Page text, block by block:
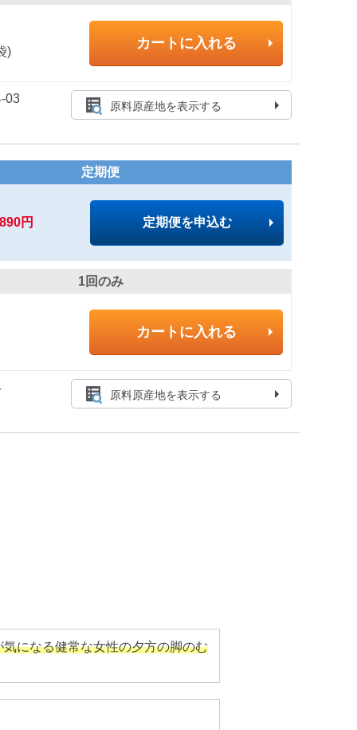
)
カートに入れる
03
原料原産地を表示する
定期便
円 定期便を申込む
1回のみ
カートに入れる
原料原産地を表示する
気になる健常な女性の夕方の脚のむ